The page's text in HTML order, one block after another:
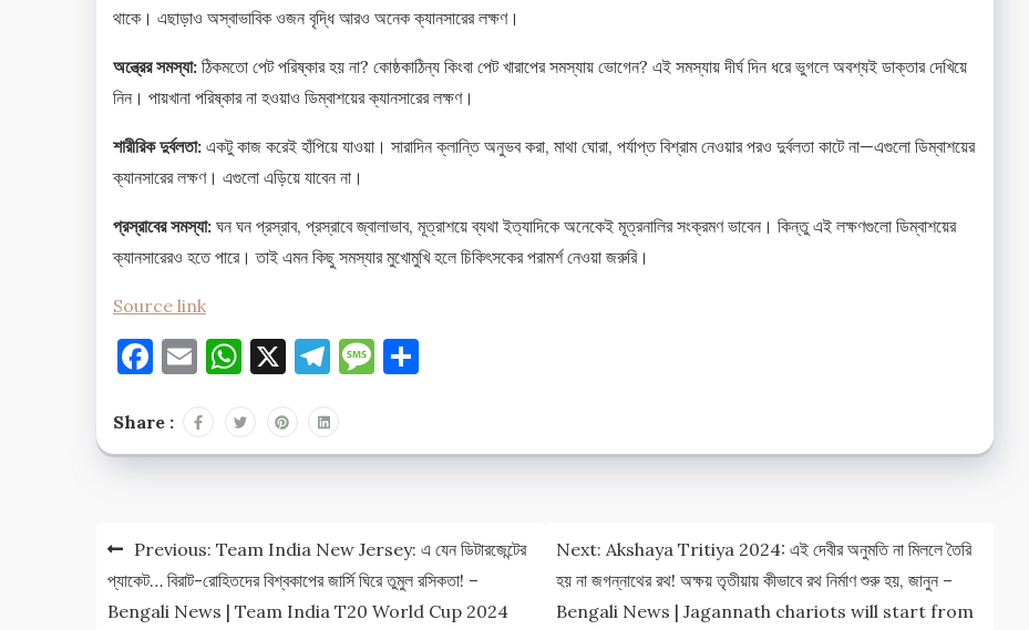
থাকে। এছাড়াও অস্বাভাবিক ওজন বৃদ্ধি আরও অনেক ক্যানসারের লক্ষণ।
অন্ত্রের সমস্যা: ঠিকমতো পেট পরিষ্কার হয় না? কোষ্ঠকাঠিন্য কিংবা পেট খারাপের সমস্যায় ভোগেন? এই সমস্যায় দীর্ঘ দিন ধরে ভুগলে অবশ্যই ডাক্তার দেখিয়ে
নিন। পায়খানা পরিষ্কার না হওয়াও ডিম্বাশয়ের ক্যানসারের লক্ষণ।
শারীরিক দুর্বলতা: একটু কাজ করেই হাঁপিয়ে যাওয়া। সারাদিন ক্লান্তি অনুভব করা, মাথা ঘোরা, পর্যাপ্ত বিশ্রাম নেওয়ার পরও দুর্বলতা কাটে না—এগুলো ডিম্বাশয়ের
ক্যানসারের লক্ষণ। এগুলো এড়িয়ে যাবেন না।
প্রস্রাবের সমস্যা: ঘন ঘন প্রস্রাব, প্রস্রাবে জ্বালাভাব, মূত্রাশয়ে ব্যথা ইত্যাদিকে অনেকেই মূত্রনালির সংক্রমণ ভাবেন। কিন্তু এই লক্ষণগুলো ডিম্বাশয়ের
ক্যানসারেরও হতে পারে। তাই এমন কিছু সমস্যার মুখোমুখি হলে চিকিৎসকের পরামর্শ নেওয়া জরুরি।
Source link
Facebook
EmailWhatsApp
X Telegram
Message
Share :
Post
navigation
Previous: Team India New Jersey: এ যেন ডিটারজেন্টের
প্যাকেট… বিরাট-রোহিতদের বিশ্বকাপের জার্সি ঘিরে তুমুল রসিকতা! –
Bengali News | Team India T20 World Cup 2024
Next: Akshaya Tritiya 2024: এই দেবীর অনুমতি না মিললে তৈরি
হয় না জগন্নাথের রথ! অক্ষয় তৃতীয়ায় কীভাবে রথ নির্মাণ শুরু হয়, জানুন –
Bengali News | Jagannath chariots will start from